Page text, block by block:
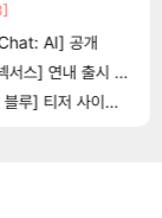
나 ㄷㄷ [101]
AI] 공개
] 연내 출시 예정
티저 사이트 오픈